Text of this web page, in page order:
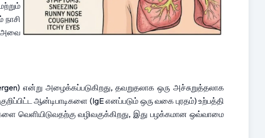
அவை
என்று அழைக்கப்படுகிறது, தவறுதலாக ஒரு அச்சுறுத்தலாக
ஆன்டிபாடிகளை (IgE எனப்படும் ஒரு வகை புரதம்) உற்பத்தி
வெளியிடுவதற்கு வழிவகுக்கிறது, இது பழக்கமான ஒவ்வாமை